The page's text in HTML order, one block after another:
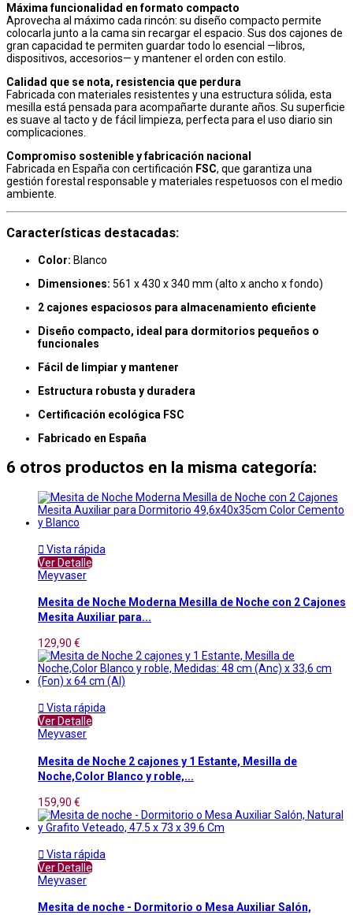
Máxima funcionalidad en formato compacto
Aprovecha al máximo cada rincón: su diseño compacto permite
colocarla junto a la cama sin recargar el espacio. Sus dos cajones de
gran capacidad te permiten guardar todo lo esencial —libros,
dispositivos, accesorios— y mantener el orden con estilo.
Calidad que se nota, resistencia que perdura
Fabricada con materiales resistentes y una estructura sólida, esta
mesilla está pensada para acompañarte durante años. Su superficie
es suave al tacto y de fácil limpieza, perfecta para el uso diario sin
complicaciones.
Compromiso sostenible y fabricación nacional
Fabricada en España con certificación FSC, que garantiza una
gestión forestal responsable y materiales respetuosos con el medio
ambiente.
Características destacadas:
Color: Blanco
Dimensiones: 561 x 430 x 340 mm (alto x ancho x fondo)
2 cajones espaciosos para almacenamiento eficiente
Diseño compacto, ideal para dormitorios pequeños o
funcionales
Fácil de limpiar y mantener
Estructura robusta y duradera
Certificación ecológica FSC
Fabricado en España
6 otros productos en la misma categoría:
 Vista rápida
Ver Detalle
Meyvaser
Mesita de Noche Moderna Mesilla de Noche con 2 Cajones
Mesita Auxiliar para...
129,90 €
 Vista rápida
Ver Detalle
Meyvaser
Mesita de Noche 2 cajones y 1 Estante, Mesilla de
Noche,Color Blanco y roble,...
159,90 €
 Vista rápida
Ver Detalle
Meyvaser
Mesita de noche - Dormitorio o Mesa Auxiliar Salón,